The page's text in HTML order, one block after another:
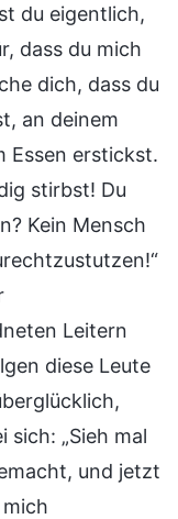
du eigentlich,
dass du mich
dich, dass du
an deinem
Essen erstickst.
stirbst! Du
Kein Mensch
Leitern
diese Leute
sich: „Sieh mal
und jetzt